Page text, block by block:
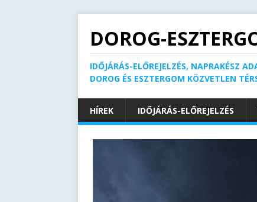
DOROG-
IDŐJÁRÁS-ELŐREJELZÉS, NAPRAKÉSZ
DOROG ÉS ESZTERGOM KÖZVETLEN
HÍREK IDŐJÁRÁS-ELŐREJELZÉS